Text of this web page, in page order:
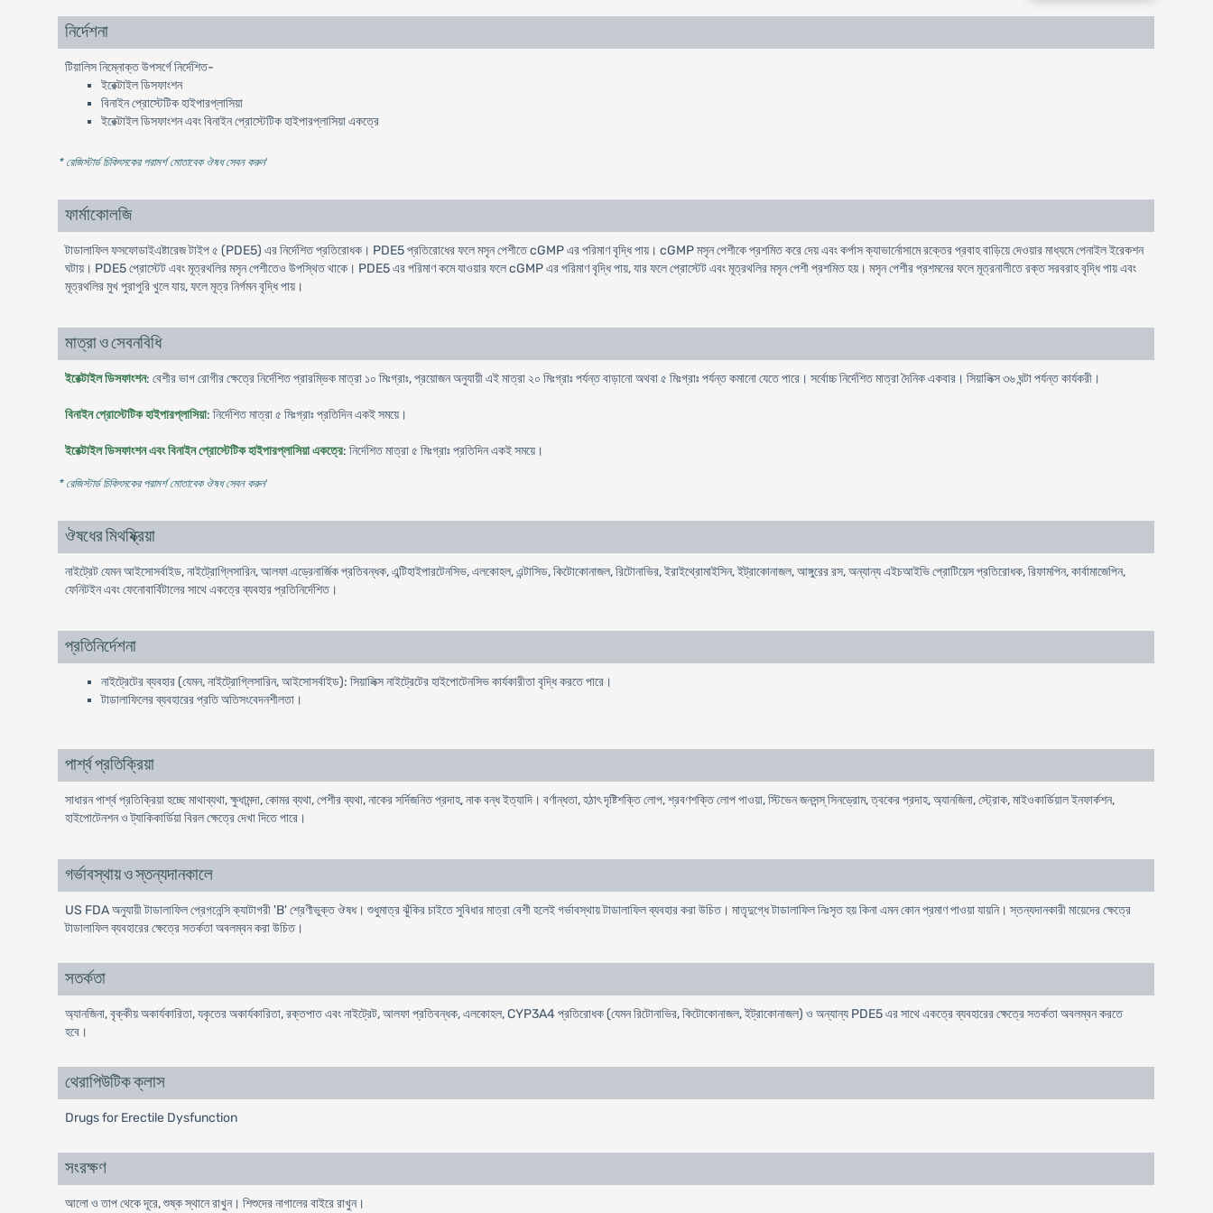
নির্দেশনা
টিয়ালিস নিম্নোক্ত উপসর্গে নির্দেশিত-
ইরেক্টাইল ডিসফাংশন
বিনাইন প্রোস্টেটিক হাইপারপ্লাসিয়া
ইরেক্টাইল ডিসফাংশন এবং বিনাইন প্রোস্টেটিক হাইপারপ্লাসিয়া একত্রে
* রেজিস্টার্ড চিকিৎসকের পরামর্শ মোতাবেক ঔষধ সেবন করুন'
ফার্মাকোলজি
টাডালাফিল ফসফোডাইএষ্টারেজ টাইপ ৫ (PDE5) এর নির্দেশিত প্রতিরোধক। PDE5 প্রতিরোধের ফলে মসৃন পেশীতে cGMP এর পরিমাণ বৃদ্ধি পায়। cGMP মসৃন পেশীকে প্রশমিত করে দেয় এবং কর্পাস ক্যাভার্নোসামে রক্তের প্রবাহ বাড়িয়ে দেওয়ার মাধ্যমে পেনাইল ইরেকশন
ঘটায়। PDE5 প্রোস্টেট এবং মূত্রথলির মসৃন পেশীতেও উপস্থিত থাকে। PDE5 এর পরিমাণ কমে যাওয়ার ফলে cGMP এর পরিমাণ বৃদ্ধি পায়, যার ফলে প্রোস্টেট এবং মূত্রথলির মসৃন পেশী প্রশমিত হয়। মসৃন পেশীর প্রশমনের ফলে মূত্রনালীতে রক্ত সরবরাহ বৃদ্ধি পায় এবং
মূত্রথলির মুখ পুরাপুরি খুলে যায়, ফলে মূত্র নির্গমন বৃদ্ধি পায়।
মাত্রা ও সেবনবিধি
ইরেক্টাইল ডিসফাংশন: বেশীর ভাগ রোগীর ক্ষেত্রে নির্দেশিত প্রারম্ভিক মাত্রা ১০ মিঃগ্রাঃ, প্রয়োজন অনুযায়ী এই মাত্রা ২০ মিঃগ্রাঃ পর্যন্ত বাড়ানো অথবা ৫ মিঃগ্রাঃ পর্যন্ত কমানো যেতে পারে। সর্বোচ্চ নির্দেশিত মাত্রা দৈনিক একবার। সিয়ালিক্স ৩৬ ঘন্টা পর্যন্ত কার্যকরী।
বিনাইন প্রোস্টেটিক হাইপারপ্লাসিয়া: নির্দেশিত মাত্রা ৫ মিঃগ্রাঃ প্রতিদিন একই সময়ে।
ইরেক্টাইল ডিসফাংশন এবং বিনাইন প্রোস্টেটিক হাইপারপ্লাসিয়া একত্রে: নির্দেশিত মাত্রা ৫ মিঃগ্রাঃ প্রতিদিন একই সময়ে।
* রেজিস্টার্ড চিকিৎসকের পরামর্শ মোতাবেক ঔষধ সেবন করুন'
ঔষধের মিথষ্ক্রিয়া
নাইট্রেট যেমন আইসোসর্বাইড, নাইট্রোগ্লিসারিন, আলফা এড্রেনার্জিক প্রতিবন্ধক, এন্টিহাইপারটেনসিভ, এলকোহল, এন্টাসিড, কিটোকোনাজল, রিটোনাভির, ইরাইথ্রোমাইসিন, ইট্রাকোনাজল, আঙ্গুরের রস, অন্যান্য এইচআইভি প্রোটিয়েস প্রতিরোধক, রিফামপিন, কার্বামাজেপিন,
ফেনিটইন এবং ফেনোবার্বিটালের সাথে একত্রে ব্যবহার প্রতিনির্দেশিত।
প্রতিনির্দেশনা
নাইট্রেটের ব্যবহার (যেমন, নাইট্রোগ্লিসারিন, আইসোসর্বাইড): সিয়ালিক্স নাইট্রেটের হাইপোটেনসিভ কার্যকারীতা বৃদ্ধি করতে পারে।
টাডালাফিলের ব্যবহারের প্রতি অতিসংবেদনশীলতা।
পার্শ্ব প্রতিক্রিয়া
সাধারন পার্শ্ব প্রতিক্রিয়া হচ্ছে মাথাব্যথা, ক্ষুধামন্দা, কোমর ব্যথা, পেশীর ব্যথা, নাকের সর্দিজনিত প্রদাহ, নাক বন্ধ ইত্যাদি। বর্ণান্ধতা, হঠাৎ দৃষ্টিশক্তি লোপ, শ্রবণশক্তি লোপ পাওয়া, স্টিভেন জনসন্স্ সিনড্রোম, ত্বকের প্রদাহ, অ্যানজিনা, স্ট্রোক, মাইওকার্ডিয়াল ইনফার্কশন,
হাইপোটেনশন ও ট্যাকিকার্ডিয়া বিরল ক্ষেত্রে দেখা দিতে পারে।
গর্ভাবস্থায় ও স্তন্যদানকালে
US FDA অনুযায়ী টাডালাফিল প্রেগনেন্সি ক্যাটাগরী 'B' শ্রেণীভুক্ত ঔষধ। শুধুমাত্র ঝুঁকির চাইতে সুবিধার মাত্রা বেশী হলেই গর্ভাবস্থায় টাডালাফিল ব্যবহার করা উচিত। মাতৃদুগ্ধে টাডালাফিল নিঃসৃত হয় কিনা এমন কোন প্রমাণ পাওয়া যায়নি। স্তন্যদানকারী মায়েদের ক্ষেত্রে
টাডালাফিল ব্যবহারের ক্ষেত্রে সতর্কতা অবলম্বন করা উচিত।
সতর্কতা
অ্যানজিনা, বৃক্কীয় অকার্যকারিতা, যকৃতের অকার্যকারিতা, রক্তপাত এবং নাইট্রেট, আলফা প্রতিবন্ধক, এলকোহল, CYP3A4 প্রতিরোধক (যেমন রিটোনাভির, কিটোকোনাজল, ইট্রাকোনাজল) ও অন্যান্য PDE5 এর সাথে একত্রে ব্যবহারের ক্ষেত্রে সতর্কতা অবলম্বন করতে
হবে।
থেরাপিউটিক ক্লাস
Drugs for Erectile Dysfunction
সংরক্ষণ
আলো ও তাপ থেকে দূরে, শুষ্ক স্থানে রাখুন। শিশুদের নাগালের বাইরে রাখুন।